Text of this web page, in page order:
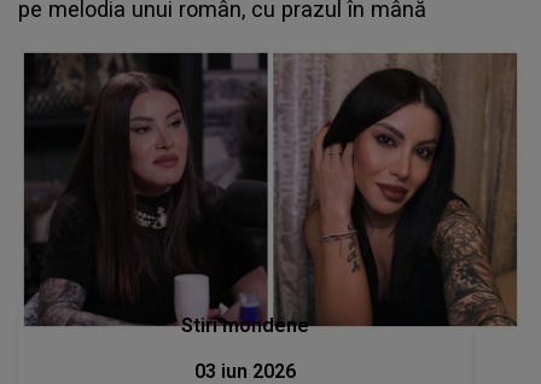
pe melodia unui român, cu prazul în mână
Stiri mondene
03 iun 2026